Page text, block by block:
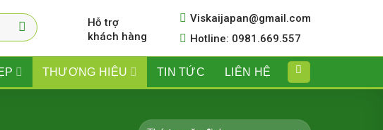
Hỗ trợ
khách hàng
Viskaijapan@gmail.com
Hotline: 0981.669.557
THƯƠNG HIỆU TIN TỨC LIÊN HỆ